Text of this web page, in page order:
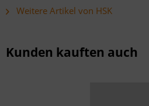
Weitere Artikel von HSK
Kunden kauften auch